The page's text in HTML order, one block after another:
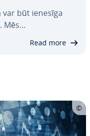
būt ienesīga
Mēs…
Read more